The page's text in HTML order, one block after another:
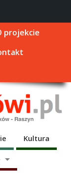
projekcie
Kultura